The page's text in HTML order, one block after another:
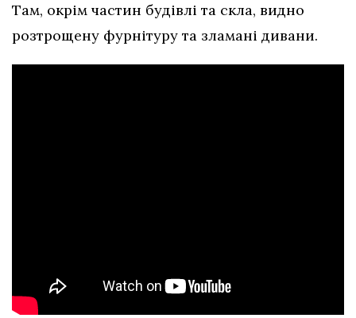
Там, окрім частин будівлі та скла, видно
розтрощену фурнітуру та зламані дивани.